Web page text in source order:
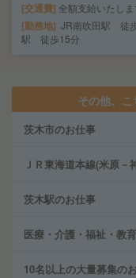
交通費 全額支給いたしま
勤務地 JR南吹田駅 徒
駅 徒歩15分
その他、
茨木市のお仕事
ＪＲ東海道本線(米原－
茨木駅のお仕事
医療・介護・福祉・教
10名以上の大量募集の